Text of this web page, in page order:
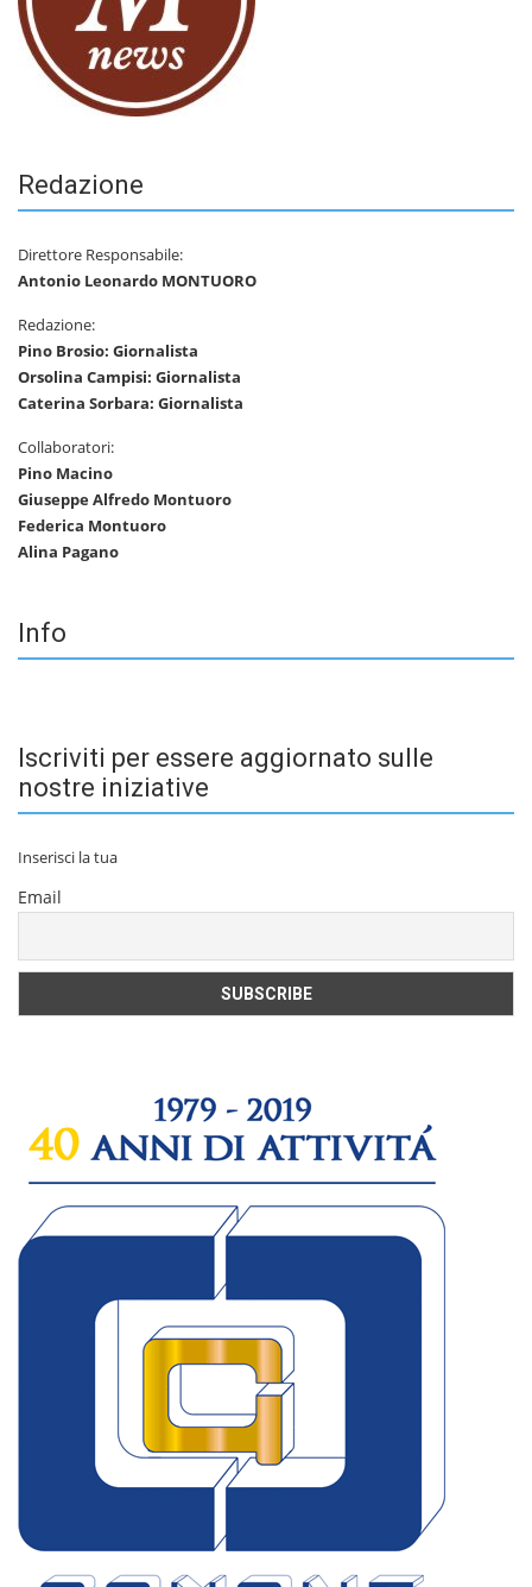
Redazione
Direttore Responsabile:
Antonio Leonardo MONTUORO
Redazione:
Pino Brosio: Giornalista
Orsolina Campisi: Giornalista
Caterina Sorbara: Giornalista
Collaboratori:
Pino Macino
Giuseppe Alfredo Montuoro
Federica Montuoro
Alina Pagano
Info
Iscriviti per essere aggiornato sulle
nostre iniziative
Inserisci la tua
Email